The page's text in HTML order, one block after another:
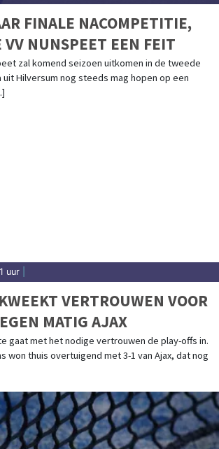
FINALE NACOMPETITIE,
VV NUNSPEET EEN FEIT
zal komend seizoen uitkomen in de tweede
uit Hilversum nog steeds mag hopen op een
uur
VERTROUWEN VOOR
MATIG AJAX
gaat met het nodige vertrouwen de play-offs in.
won thuis overtuigend met 3-1 van Ajax, dat nog